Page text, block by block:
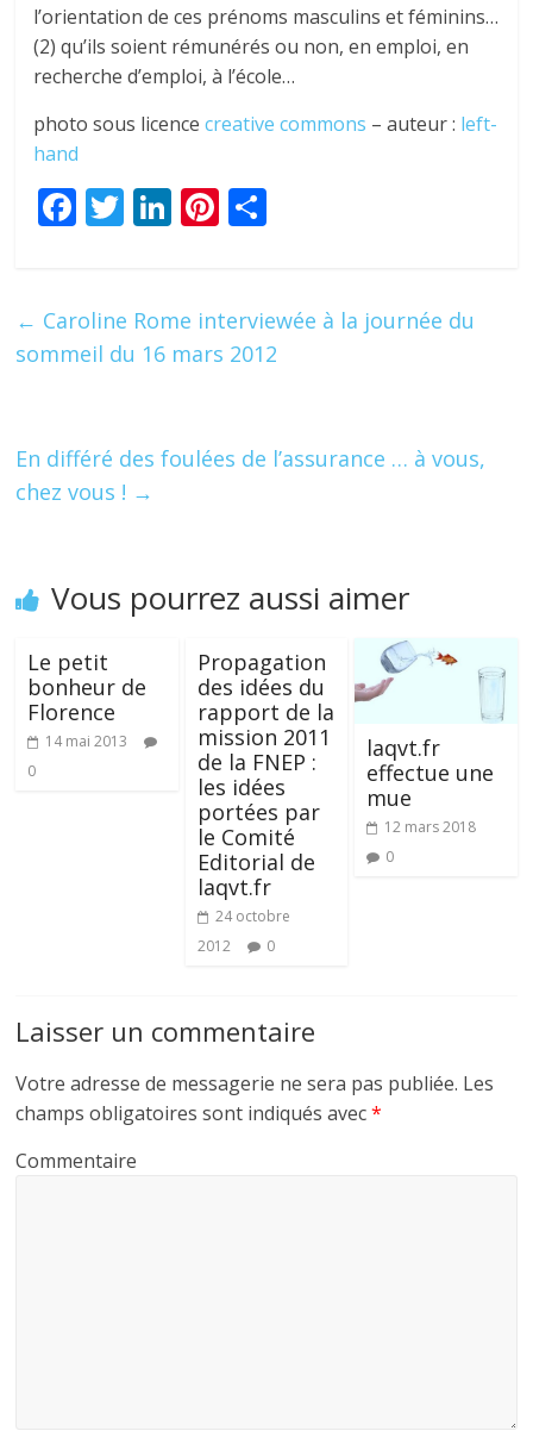
l’orientation de ces prénoms masculins et féminins…
(2) qu’ils soient rémunérés ou non, en emploi, en
recherche d’emploi, à l’école…
photo sous licencecreative commons – auteur : left-
hand
F
b
o
T
er
Li
e
dI
Pi
e
st
g
er
← Caroline Rome interviewée à la journée du
sommeil du 16 mars 2012
En différé des foulées de l’assurance … à vous,
chez vous ! →
Vous pourrez aussi aimer
Le petit
bonheur de
Florence
14 mai 2013
0
Propagation
des idées du
rapport de la
mission 2011
de la FNEP :
les idées
portées par
le Comité
Editorial de
laqvt.fr
24 octobre
2012
0
laqvt.fr
effectue une
mue
12 mars 2018
0
Laisser un commentaire
Votre adresse de messagerie ne sera pas publiée. Les
champs obligatoires sont indiqués avec*
Commentaire